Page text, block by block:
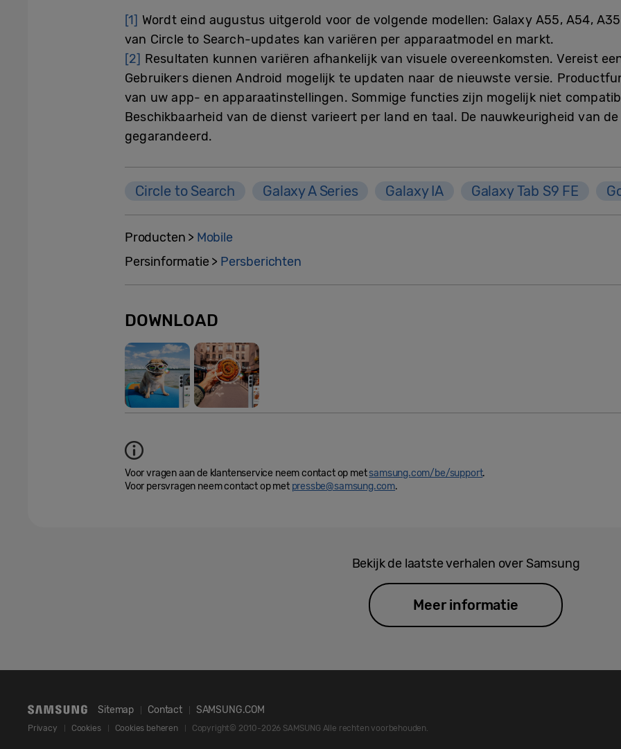
[1] Wordt eind augustus uitgerold voor de volgende modellen: Galaxy A55, A54,
van Circle to Search-updates kan variëren per apparaatmodel en markt.
[2] Resultaten kunnen variëren afhankelijk van visuele overeenkomsten. Vereist
Gebruikers dienen Android mogelijk te updaten naar de nieuwste versie.
van uw app- en apparaatinstellingen. Sommige functies zijn mogelijk niet
Beschikbaarheid van de dienst varieert per land en taal. De nauwkeurigheid van
gegarandeerd.
Circle to Search Galaxy A Series Galaxy IA Galaxy Tab S9 FE
Producten > Mobile
Persinformatie > Persberichten
DOWNLOAD
Voor vragen aan de klantenservice neem contact op metsamsung.com/be/support.
Voor persvragen neem contact op met pressbe@samsung.com.
Bekijk de laatste verhalen over Samsung
Meer informatie
Sitemap Contact SAMSUNG.COM
Privacy Cookies Cookies beheren Copyright© 2010-2026 SAMSUNG Alle rechten voorbehouden.